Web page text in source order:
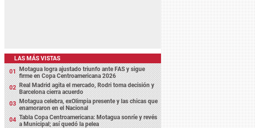
LAS MÁS VISTAS
Motagua logra ajustado triunfo ante FAS y sigue
firme en Copa Centroamericana 2026
Real Madrid agita el mercado, Rodri toma decisión y
Barcelona cierra acuerdo
Motagua celebra, exOlimpia presente y las chicas que
enamoraron en el Nacional
Tabla Copa Centroamericana: Motagua sonríe y revés
a Municipal; así quedó la pelea